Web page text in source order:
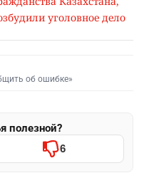
уголовное дело
об ошибке»
полезной?
6